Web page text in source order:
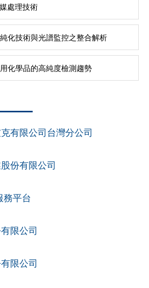
處理技術
化技術與光譜監控之整合解析
化學品的高純度檢測趨勢
有限公司台灣分公司
份有限公司
務平台
限公司
限公司